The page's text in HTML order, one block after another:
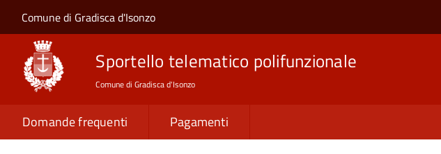
Salta al contenuto principale
Skip to site navigation
Comune di Gradisca d'Isonzo
Sportello telematico polifunzionale
Comune di Gradisca d'Isonzo
Domande frequenti Pagamenti